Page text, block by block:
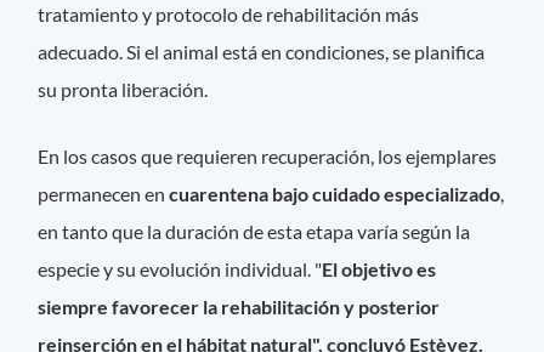
tratamiento y protocolo de rehabilitación más
adecuado. Si el animal está en condiciones, se planifica
su pronta liberación.
En los casos que requieren recuperación, los ejemplares
permanecen encuarentena bajo cuidado especializado,
en tanto que la duración de esta etapa varía según la
especie y su evolución individual. "El objetivo es
siempre favorecer la rehabilitación y posterior
reinserción en el hábitat natural", concluyó Estèvez.